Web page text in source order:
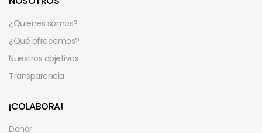
¿Quienes somos?
¿Qué ofrecemos?
Nuestros objetivos
Transparencia
¡COLABORA!
Donar